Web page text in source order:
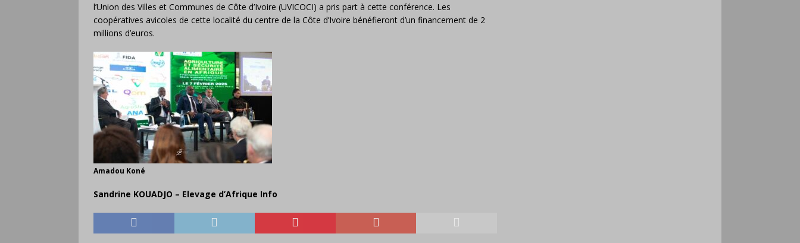
l’Union des Villes et Communes de Côte d’Ivoire (UVICOCI) a pris part à cette conférence. Les
coopératives avicoles de cette localité du centre de la Côte d’Ivoire bénéfieront d’un financement de 2
millions d’euros.
Amadou Koné
Sandrine KOUADJO – Elevage d’Afrique Info